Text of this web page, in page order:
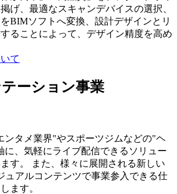
げ、最適なスキャンデバイスの選択、
BIMソフトへ変換、設計デザインとリ
ることによって、デザイン精度を高め
て
ーション事業
ンタメ業界"やスポーツジムなどの"ヘ
に、気軽にライブ配信できるソリュー
す。 また、様々に展開される新しい
ュアルコンテンツで事業参入できる仕
ます。